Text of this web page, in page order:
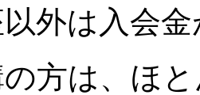
外は入会
方は、ほ